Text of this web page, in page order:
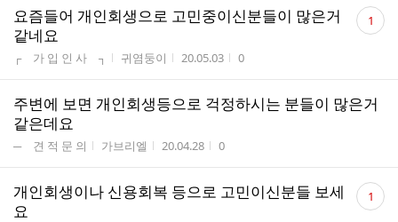
요즘들어 개인회생으로 고민중이신분들이 많은거
같네요
게시판명
┌ 가 입 인 사 ┐ 작성자
귀염둥이 작성시간
20.05.03 조회수
0
댓
글 1
주변에 보면 개인회생등으로 걱정하시는 분들이 많은거
같은데요
게시판명
─ 견 적 문 의 작성자
가브리엘 작성시간
20.04.28 조회수
0
개인회생이나 신용회복 등으로 고민이신분들 보세
요
댓
글 1